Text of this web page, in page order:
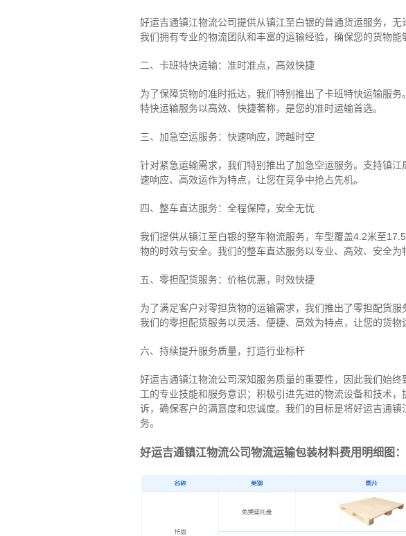
好运吉通镇江物流公司提供从镇江至白银的普通货运服务，
我们拥有专业的物流团队和丰富的运输经验，确保您的货物能
二、卡班特快运输：准时准点，高效快捷
为了保障货物的准时抵达，我们特别推出了卡班特快运输服
特快运输服务以高效、快捷著称，是您的准时运输首选。
三、加急空运服务：快速响应，跨越时空
针对紧急运输需求，我们特别推出了加急空运服务。支持镇
速响应、高效运作为特点，让您在竞争中抢占先机。
四、整车直达服务：全程保障，安全无忧
我们提供从镇江至白银的整车物流服务，车型覆盖4.2米至
物的时效与安全。我们的整车直达服务以专业、高效、安全为
五、零担配货服务：价格优惠，时效快捷
为了满足客户对零担货物的运输需求，我们推出了零担配货
我们的零担配货服务以灵活、便捷、高效为特点，让您的货物
六、持续提升服务质量，打造行业标杆
好运吉通镇江物流公司深知服务质量的重要性，因此我们始
工的专业技能和服务意识；积极引进先进的物流设备和技术
诉，确保客户的满意度和忠诚度。我们的目标是将好运吉通
务。
好运吉通镇江物流公司物流运输包装材料费用明细图：